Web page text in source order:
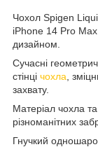
Чохол Spigen
iPhone 14 Pro Max
дизайном.
Сучасні
стінці чохла
захвату.
Матеріал чохла
різноманітних
Гнучкий